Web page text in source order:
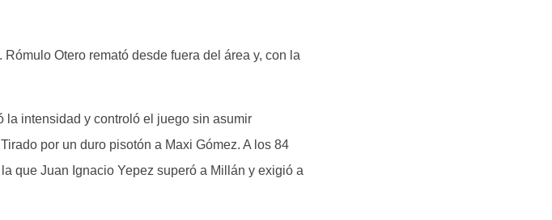
Otero remató desde fuera del área y, con la
la intensidad y controló el juego sin asumir
por un duro pisotón a Maxi Gómez. A los 84
que Juan Ignacio Yepez superó a Millán y exigió a